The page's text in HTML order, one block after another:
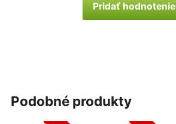
Pridať hodnotenie
podobné produkty